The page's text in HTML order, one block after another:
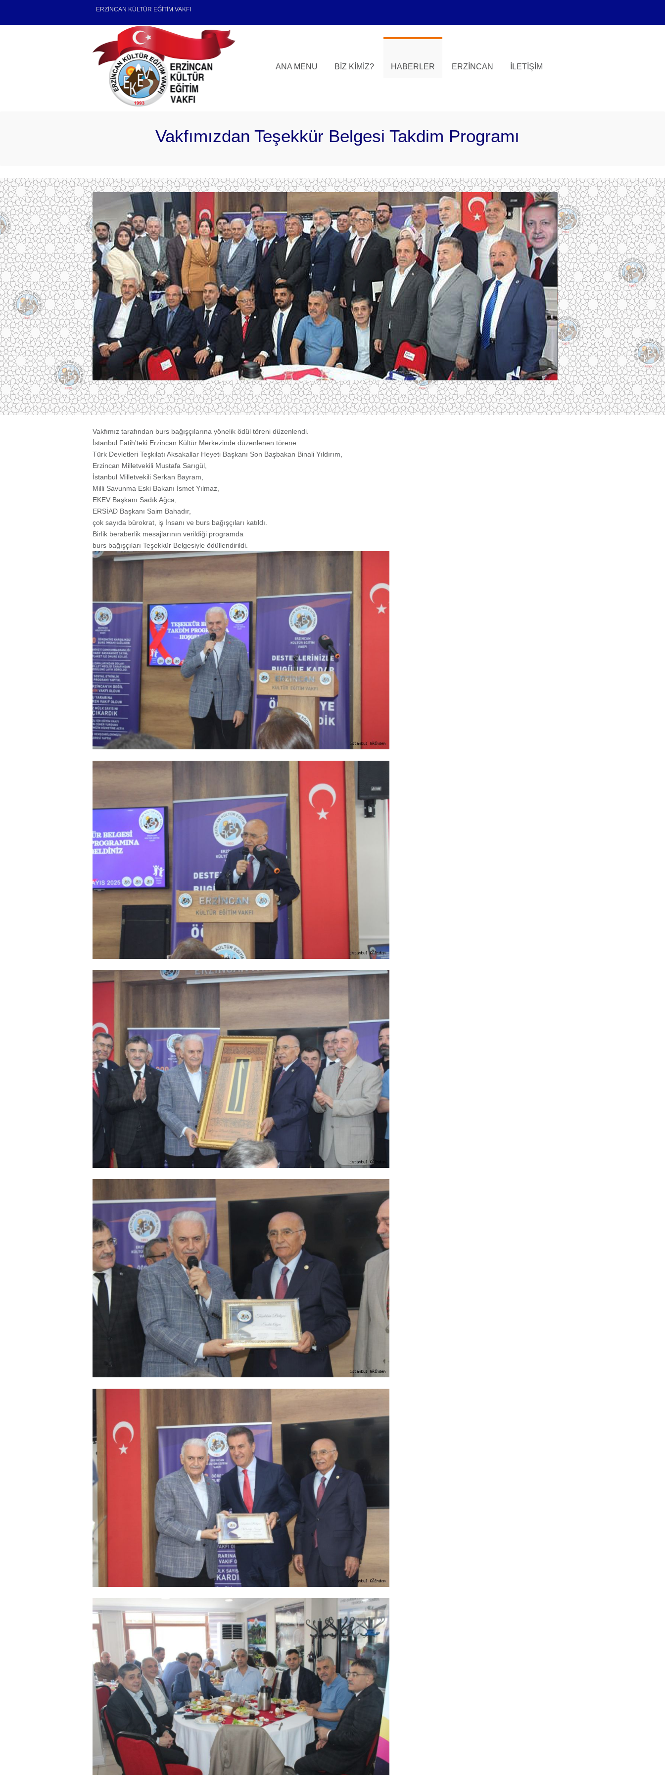
ERZİNCAN KÜLTÜR EĞİTİM VAKFI
ANA MENU BIZ KIMIZ? HABERLER ERZINCAN İLETIŞIM
Vakfımızdan Teşekkür Belgesi Takdim Programı
Vakfımız tarafından burs bağışçılarına yönelik ödül töreni düzenlendi.
İstanbul Fatih'teki Erzincan Kültür Merkezinde düzenlenen törene
Türk Devletleri Teşkilatı Aksakallar Heyeti Başkanı Son Başbakan Binali Yıldırım,
Erzincan Milletvekili Mustafa Sarıgül,
İstanbul Milletvekili Serkan Bayram,
Milli Savunma Eski Bakanı İsmet Yılmaz,
EKEV Başkanı Sadık Ağca,
ERSİAD Başkanı Saim Bahadır,
çok sayıda bürokrat, iş İnsanı ve burs bağışçıları katıldı.
Birlik beraberlik mesajlarının verildiği programda
burs bağışçıları Teşekkür Belgesiyle ödüllendirildi.